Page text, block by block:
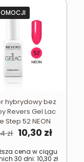
hybrydowy bez
Revers Gel Lac
Step 52 NEON
zł Pierwotna
wynosiła:
10,30 zł
cena w ciągu
30 dni: 10,30 zł